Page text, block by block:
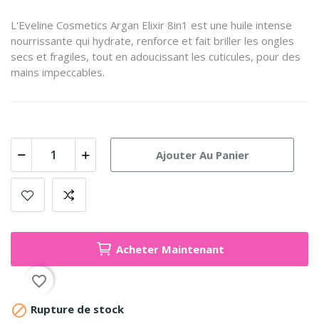
L'Eveline Cosmetics Argan Elixir 8in1 est une huile intense
nourrissante qui hydrate, renforce et fait briller les ongles
secs et fragiles, tout en adoucissant les cuticules, pour des
mains impeccables.
Ajouter Au Panier
Acheter Maintenant
favorite_border
 Rupture de stock